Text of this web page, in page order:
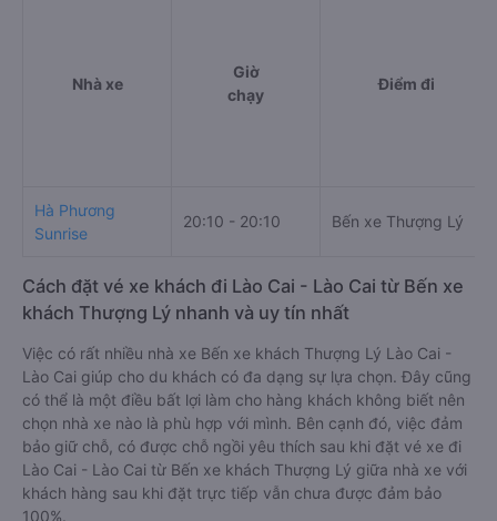
Nhà xe
Giờ
chạy
Điểm đi
Hà Phương
Sunrise
20:10 - 20:10 Bến xe Thượng Lý
Cách đặt vé xe khách đi Lào Cai - Lào Cai từ Bến xe
khách Thượng Lý nhanh và uy tín nhất
Việc có rất nhiều nhà xe Bến xe khách Thượng Lý Lào Cai -
Lào Cai giúp cho du khách có đa dạng sự lựa chọn. Đây cũng
có thể là một điều bất lợi làm cho hàng khách không biết nên
chọn nhà xe nào là phù hợp với mình. Bên cạnh đó, việc đảm
bảo giữ chỗ, có được chỗ ngồi yêu thích sau khi đặt vé xe đi
Lào Cai - Lào Cai từ Bến xe khách Thượng Lý giữa nhà xe với
khách hàng sau khi đặt trực tiếp vẫn chưa được đảm bảo
100%.